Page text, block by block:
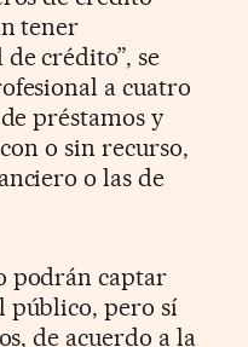
tener
crédito”, se
a cuatro
préstamos y
o sin recurso,
o las de
podrán captar
público, pero sí
de acuerdo a la